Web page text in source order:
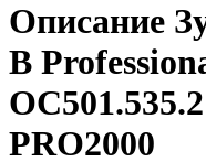
Описание
B
PRO2000